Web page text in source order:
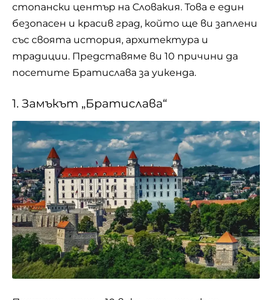
стопански център на Словакия. Това е един
безопасен и красив град, който ще ви заплени
със своята история, архитектура и
традиции. Представяме ви 10 причини да
посетите Братислава за уикенда.
1. Замъкът „Братислава“